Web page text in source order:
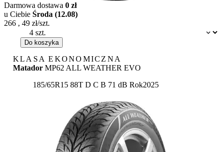
Dostępność:
Darmowa dostawa 0 zł
u Ciebie Środa (12.08)
266 , 49 zł/szt.
Do koszyka
KLASA EKONOMICZNA
Matador MP62 ALL WEATHER EVO
185/65R15 88T Etykieta:
D C B 71 dB Rok2025